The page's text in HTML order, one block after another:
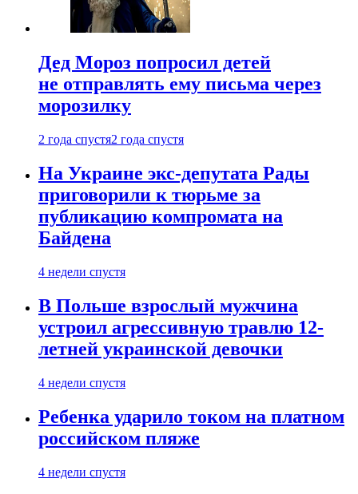
Дед Мороз попросил детей
не отправлять ему письма через
морозилку
2 года спустя2 года спустя
На Украине экс-депутата Рады
приговорили к тюрьме за
публикацию компромата на
Байдена
4 недели спустя
В Польше взрослый мужчина
устроил агрессивную травлю 12-
летней украинской девочки
4 недели спустя
Ребенка ударило током на платном
российском пляже
4 недели спустя